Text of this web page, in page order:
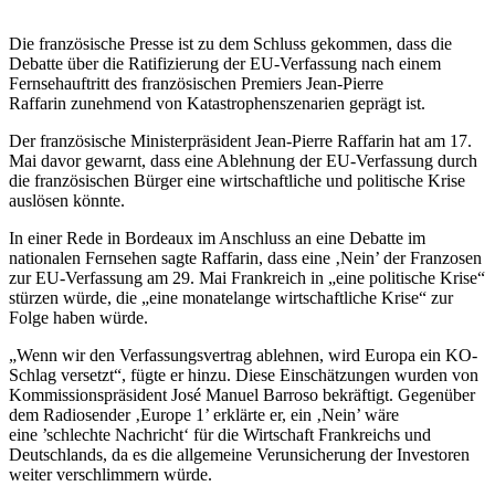
Die französische Presse ist zu dem Schluss gekommen, dass die
Debatte über die Ratifizierung der EU-Verfassung nach einem
Fernsehauftritt des französischen Premiers Jean-Pierre
Raffarin zunehmend von Katastrophenszenarien geprägt ist.
Der französische Ministerpräsident Jean-Pierre Raffarin hat am 17.
Mai davor gewarnt, dass eine Ablehnung der EU-Verfassung durch
die französischen Bürger eine wirtschaftliche und politische Krise
auslösen könnte.
In einer Rede in Bordeaux im Anschluss an eine Debatte im
nationalen Fernsehen sagte Raffarin, dass eine ‚Nein’ der Franzosen
zur EU-Verfassung am 29. Mai Frankreich in „eine politische Krise“
stürzen würde, die „eine monatelange wirtschaftliche Krise“ zur
Folge haben würde.
„Wenn wir den Verfassungsvertrag ablehnen, wird Europa ein KO-
Schlag versetzt“, fügte er hinzu. Diese Einschätzungen wurden von
Kommissionspräsident José Manuel Barroso bekräftigt. Gegenüber
dem Radiosender ‚Europe 1’ erklärte er, ein ‚Nein’ wäre
eine ’schlechte Nachricht‘ für die Wirtschaft Frankreichs und
Deutschlands, da es die allgemeine Verunsicherung der Investoren
weiter verschlimmern würde.